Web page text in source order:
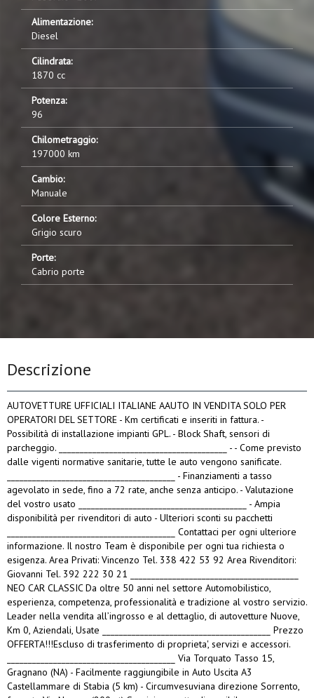
Alimentazione:
Diesel
Cilindrata:
1870 cc
Potenza:
96
Chilometraggio:
197000 km
Cambio:
Manuale
Colore Esterno:
Grigio scuro
Porte:
Cabrio porte
Descrizione
AUTOVETTURE UFFICIALI ITALIANE AAUTO IN VENDITA SOLO PER
OPERATORI DEL SETTORE - Km certificati e inseriti in fattura. -
Possibilità di installazione impianti GPL. - Block Shaft, sensori di
parcheggio. ________________________________________ - - Come previsto
dalle vigenti normative sanitarie, tutte le auto vengono sanificate.
________________________________________ - Finanziamenti a tasso
agevolato in sede, fino a 72 rate, anche senza anticipo. - Valutazione
del vostro usato ________________________________________ - Ampia
disponibilità per rivenditori di auto - Ulteriori sconti su pacchetti
________________________________________ Contattaci per ogni ulteriore
informazione. Il nostro Team è disponibile per ogni tua richiesta o
esigenza. Area Privati: Vincenzo Tel. 338 422 53 92 Area Rivenditori:
Giovanni Tel. 392 222 30 21 ________________________________________
NEO CAR CLASSIC Da oltre 50 anni nel settore Automobilistico,
esperienza, competenza, professionalità e tradizione al vostro servizio.
Leader nella vendita all’ingrosso e al dettaglio, di autovetture Nuove,
Km 0, Aziendali, Usate ________________________________________ Prezzo
OFFERTA!!!Escluso di trasferimento di proprieta', servizi e accessori.
________________________________________ Via Torquato Tasso 15,
Gragnano (NA) - Facilmente raggiungibile in Auto Uscita A3
Castellammare di Stabia (5 km) - Circumvesuviana direzione Sorrento,